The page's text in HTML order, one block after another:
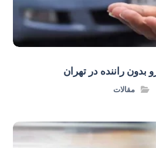
بدون راننده در تهران
مقالات